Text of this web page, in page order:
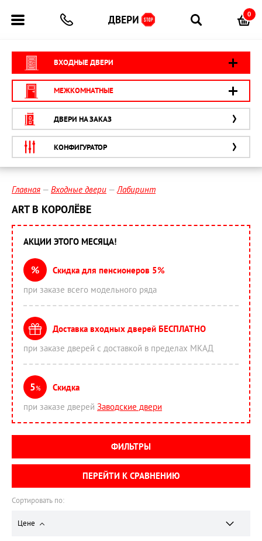
0
ВХОДНЫЕ ДВЕРИ
МЕЖКОМНАТНЫЕ
ДВЕРИ НА ЗАКАЗ
КОНФИГУРАТОР
Главная Входные двери Лабиринт
ART В КОРОЛЁВЕ
Сортировать по:
Цене
АКЦИИ ЭТОГО МЕСЯЦА!
%
Скидка для пенсионеров 5%
при заказе всего модельного ряда
Доставка входных дверей БЕСПЛАТНО
при заказе дверей с доставкой в пределах МКАД
5%
Скидка
при заказе дверей Заводские двери
ФИЛЬТРЫ
ПЕРЕЙТИ К СРАВНЕНИЮ